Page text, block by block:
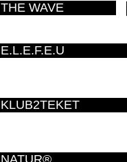
THE WAVE
E.L.E.F.E.U
KLUB2TEKET
NATUR®